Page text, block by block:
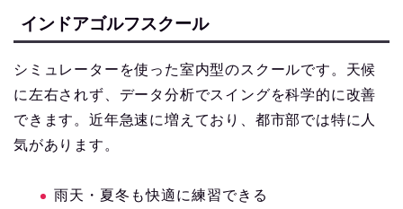
インドアゴルフスクール
シミュレーターを使った室内型のスクールです。天候
に左右されず、データ分析でスイングを科学的に改善
できます。近年急速に増えており、都市部では特に人
気があります。
雨天・夏冬も快適に練習できる